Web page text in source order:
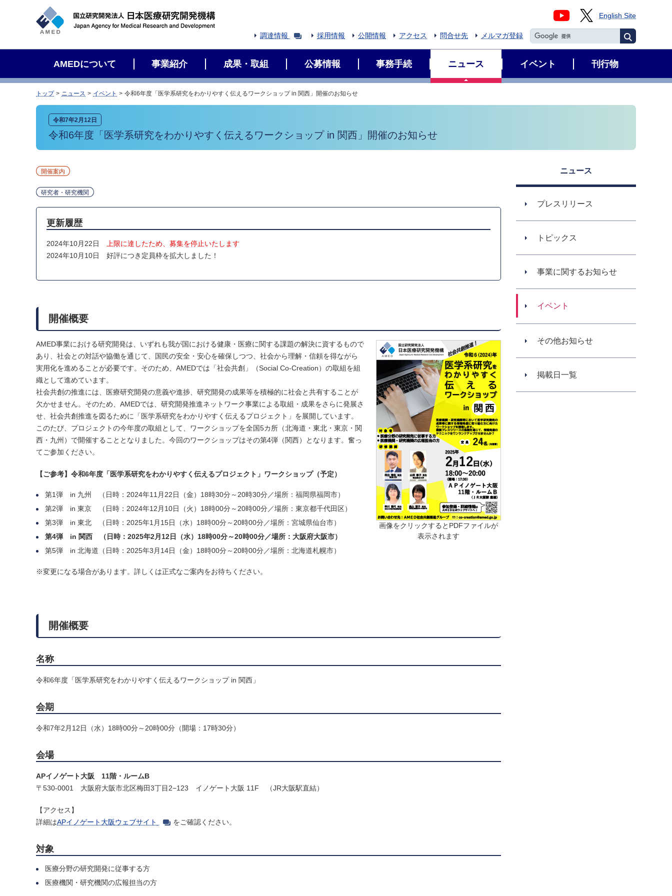
English Site
調達情報 採用情報 公開情報 アクセス 問合せ先 メルマガ登録
AMEDについて 事業紹介 成果・取組 公募情報 事務手続 ニュース イベント 刊行物
トップ ニュース イベント 令和6年度「医学系研究をわかりやすく伝えるワークショップ in 関西」開催のお知らせ
令和7年2月12日
令和6年度「医学系研究をわかりやすく伝えるワークショップ in 関西」開催のお知らせ
開催案内
研究者・研究機関
更新履歴
2024年10月22日 上限に達したため、募集を停止いたします
2024年10月10日 好評につき定員枠を拡大しました！
開催概要
AMED事業における研究開発は、いずれも我が国における健康・医療に関する課題の解決に資するもので
あり、社会との対話や協働を通じて、国民の安全・安心を確保しつつ、社会から理解・信頼を得ながら
実用化を進めることが必要です。そのため、AMEDでは「社会共創」（Social Co-Creation）の取組を組
織として進めています。
社会共創の推進には、医療研究開発の意義や進捗、研究開発の成果等を積極的に社会と共有することが
欠かせません。そのため、AMEDでは、研究開発推進ネットワーク事業による取組・成果をさらに発展さ
せ、社会共創推進を図るために「医学系研究をわかりやすく伝えるプロジェクト」を展開しています。
このたび、プロジェクトの今年度の取組として、ワークショップを全国5カ所（北海道・東北・東京・関
西・九州）で開催することとなりました。今回のワークショップはその第4弾（関西）となります。奮っ
てご参加ください。
【ご参考】令和6年度「医学系研究をわかりやすく伝えるプロジェクト」ワークショップ（予定）
第1弾 in 九州 （日時：2024年11月22日（金）18時30分～20時30分／場所：福岡県福岡市）
第2弾 in 東京 （日時：2024年12月10日（火）18時00分～20時00分／場所：東京都千代田区）
第3弾 in 東北 （日時：2025年1月15日（水）18時00分～20時00分／場所：宮城県仙台市）
第4弾 in 関西 （日時：2025年2月12日（水）18時00分～20時00分／場所：大阪府大阪市）
第5弾 in 北海道（日時：2025年3月14日（金）18時00分～20時00分／場所：北海道札幌市）
※変更になる場合があります。詳しくは正式なご案内をお待ちください。
画像をクリックするとPDFファイルが
表示されます
開催概要
名称
令和6年度「医学系研究をわかりやすく伝えるワークショップ in 関西」
会期
令和7年2月12日（水）18時00分～20時00分（開場：17時30分）
会場
APイノゲート大阪 11階・ルームB
〒530-0001 大阪府大阪市北区梅田3丁目2−123 イノゲート大阪 11F （JR大阪駅直結）
【アクセス】
詳細はAPイノゲート大阪ウェブサイト をご確認ください。
対象
医療分野の研究開発に従事する方
医療機関・研究機関の広報担当の方
ニュース
プレスリリース
トピックス
事業に関するお知らせ
イベント
その他お知らせ
掲載日一覧